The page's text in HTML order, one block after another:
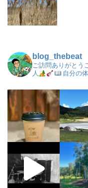
blog_thebeat
ご訪問ありがとう
人
自分の